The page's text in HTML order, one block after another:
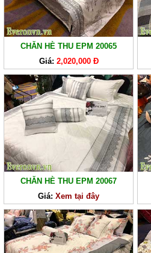
CHĂN
GA
GỐI
ĐỆM
BÔNG
ĐỆM
LÒ
XO
CHĂN HÈ THU EPM 20065
Giá: 2,020,000 Đ
CHĂN HÈ THU EPM 20067
Giá: Xem tại đây